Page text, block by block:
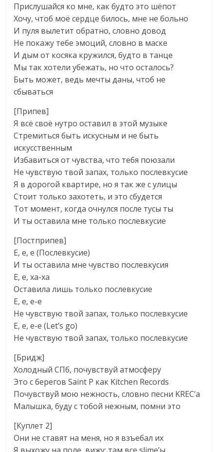
Прислушайся ко мне, как будто это шёпот
Хочу, чтоб моё сердце билось, мне не больно
И пуля вылетит обратно, словно довод
Не покажу тебе эмоций, словно в маске
И дым от косяка кружился, будто в танце
Мы так хотели убежать, но что осталось?
Быть может, ведь мечты даны, чтоб не
сбываться
[Припев]
Я всё своё нутро оставил в этой музыке
Стремиться быть искусным и не быть
искусственным
Избавиться от чувства, что тебя поюзали
Не чувствую твой запах, только послевкусие
Я в дорогой квартире, но я так же с улицы
Стоит только захотеть, и это сбудется
Тот момент, когда очнулся после тусы ты
И ты оставила мне только послевкусие
[Постприпев]
Е, е, е (Послевкусие)
И ты оставила мне чувство послевкусия
Е, е, ха-ха
Оставила лишь только послевкусие
Е, е, е-е
Не чувствую твой запах, только послевкусие
Е, е, е-е (Let’s go)
Не чувствую твой запах, только послевкусие
[Бридж]
Холодный СПб, почувствуй атмосферу
Это с берегов Saint P как Kitchen Records
Почувствуй мою нежность, словно песни KREC’а
Малышка, буду с тобой нежным, помни это
[Куплет 2]
Они не ставят на меня, но я взъебал их